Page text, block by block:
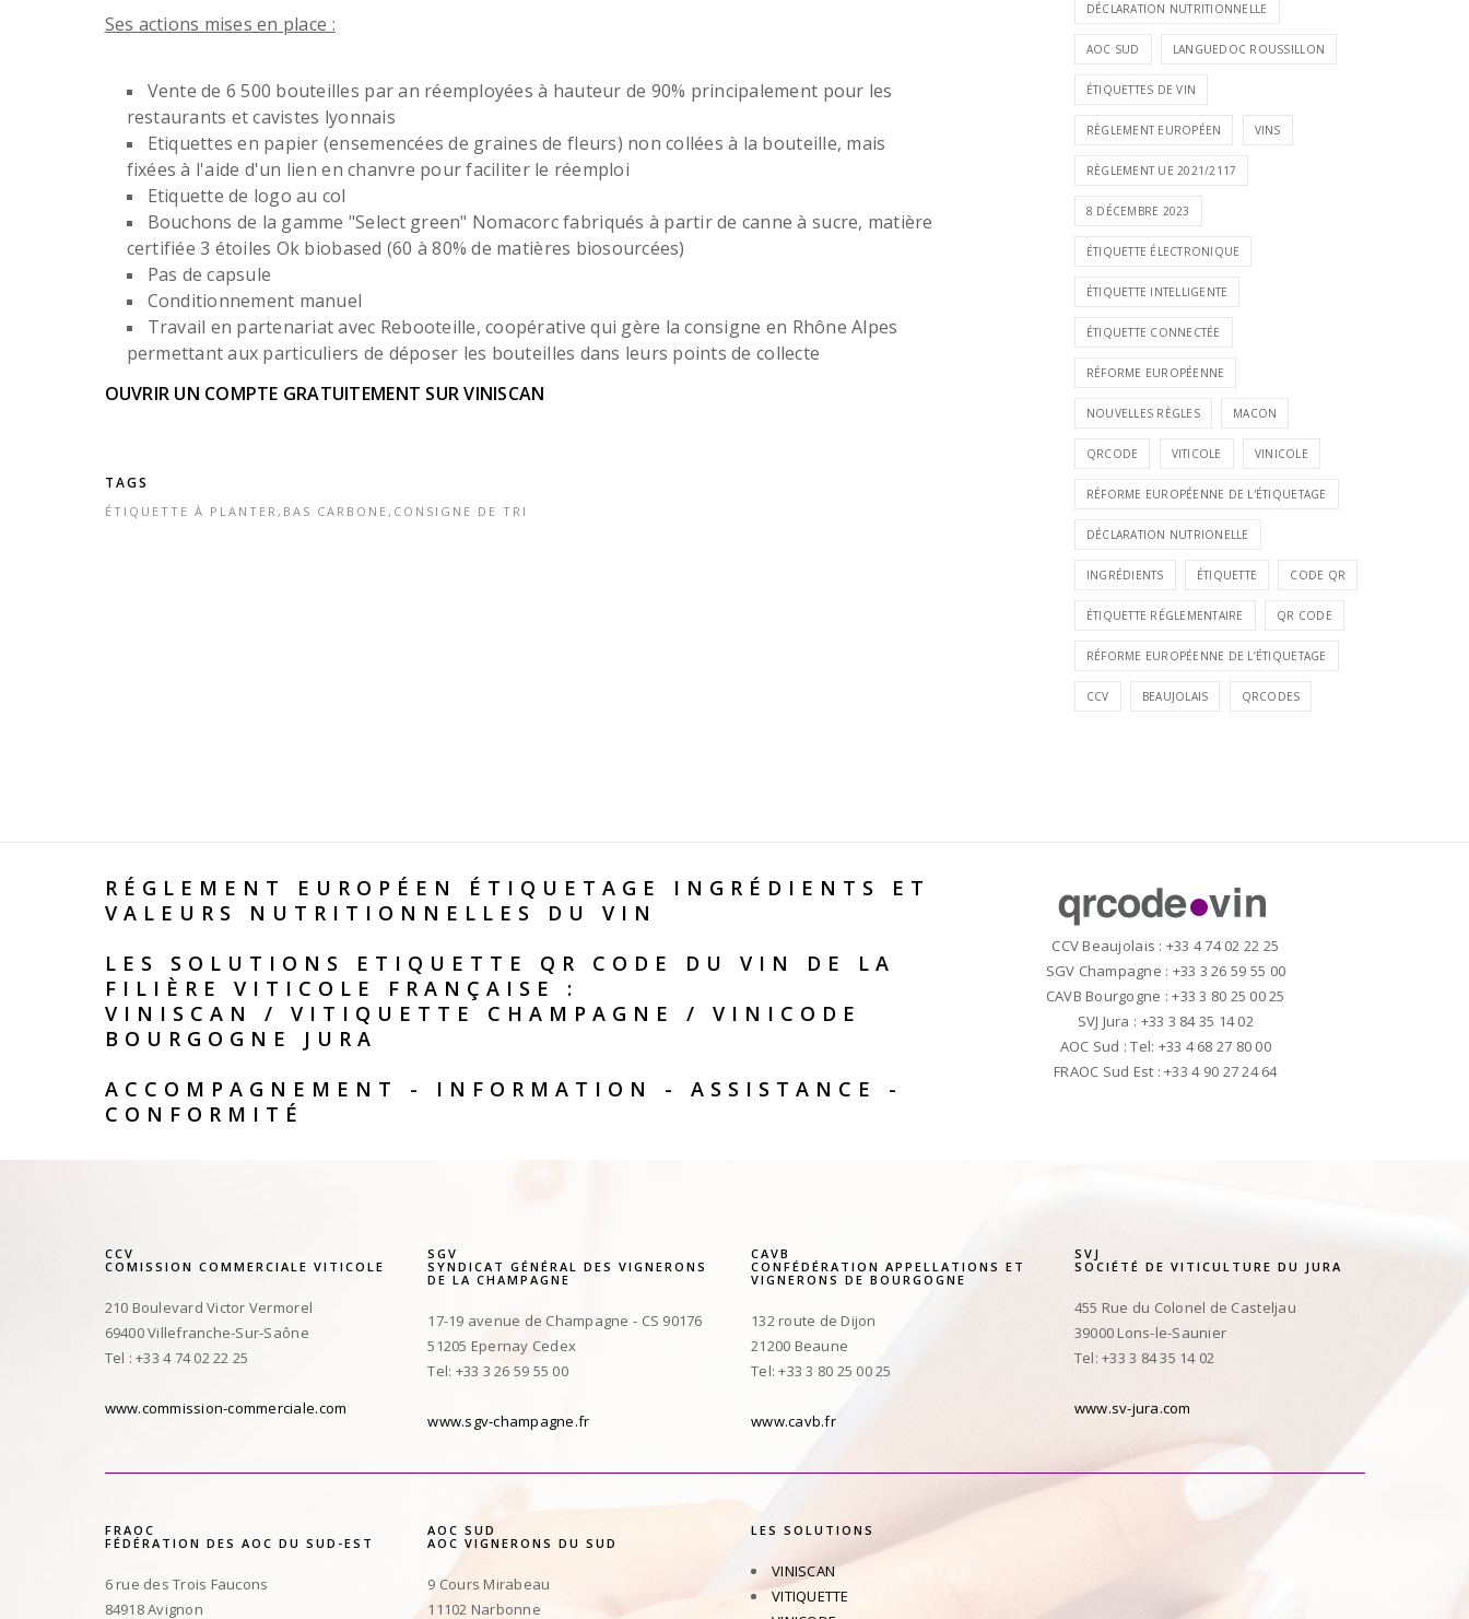
Ses actions mises en place :
Vente de 6 500 bouteilles par an réemployées à hauteur de 90% principalement pour les
restaurants et cavistes lyonnais
Etiquettes en papier (ensemencées de graines de fleurs) non collées à la bouteille, mais
fixées à l'aide d'un lien en chanvre pour faciliter le réemploi
Etiquette de logo au col
Bouchons de la gamme "Select green" Nomacorc fabriqués à partir de canne à sucre, matière
certifiée 3 étoiles Ok biobased (60 à 80% de matières biosourcées)
Pas de capsule
Conditionnement manuel
Travail en partenariat avec Rebooteille, coopérative qui gère la consigne en Rhône Alpes
permettant aux particuliers de déposer les bouteilles dans leurs points de collecte
OUVRIR UN COMPTE GRATUITEMENT SUR VINISCAN
TAGS
ÉTIQUETTE À PLANTER, BAS CARBONE, CONSIGNE DE TRI
DÉCLARATION NUTRITIONNELLE
AOC SUD LANGUEDOC ROUSSILLON
ÉTIQUETTES DE VIN
RÈGLEMENT EUROPÉEN VINS
RÈGLEMENT UE 2021/2117
8 DÉCEMBRE 2023
ÉTIQUETTE ÉLECTRONIQUE
ÉTIQUETTE INTELLIGENTE
ÉTIQUETTE CONNECTÉE
RÉFORME EUROPÉENNE
NOUVELLES RÈGLES MACON
QRCODE VITICOLE VINICOLE
RÉFORME EUROPÉENNE DE L'ÉTIQUETAGE
DÉCLARATION NUTRIONELLE
INGRÉDIENTS ÉTIQUETTE CODE QR
ÉTIQUETTE RÉGLEMENTAIRE QR CODE
RÉFORME EUROPÉENNE DE L’ÉTIQUETAGE
CCV BEAUJOLAIS QRCODES
RÉGLEMENT EUROPÉEN ÉTIQUETAGE INGRÉDIENTS ET
VALEURS NUTRITIONNELLES DU VIN
LES SOLUTIONS ETIQUETTE QR CODE DU VIN DE LA
FILIÈRE VITICOLE FRANÇAISE :
VINISCAN
/ VITIQUETTE CHAMPAGNE / VINICODE
BOURGOGNE JURA
ACCOMPAGNEMENT - INFORMATION - ASSISTANCE -
CONFORMITÉ
CCV Beaujolais : +33 4 74 02 22 25
SGV Champagne : +33 3 26 59 55 00
CAVB Bourgogne : +33 3 80 25 00 25
SVJ Jura : +33 3 84 35 14 02
AOC Sud : Tel: +33 4 68 27 80 00
FRAOC Sud Est : +33 4 90 27 24 64
CCV
COMISSION COMMERCIALE VITICOLE
210 Boulevard Victor Vermorel
69400 Villefranche-Sur-Saône
Tel : +33 4 74 02 22 25
www.commission-commerciale.com
SGV
SYNDICAT GÉNÉRAL DES VIGNERONS
DE LA CHAMPAGNE
17-19 avenue de Champagne - CS 90176
51205 Epernay Cedex
Tel: +33 3 26 59 55 00
www.sgv-champagne.fr
CAVB
CONFÉDÉRATION APPELLATIONS ET
VIGNERONS DE BOURGOGNE
132 route de Dijon
21200 Beaune
Tel: +33 3 80 25 00 25
www.cavb.fr
SVJ
SOCIÉTÉ DE VITICULTURE DU JURA
455 Rue du Colonel de Casteljau
39000 Lons-le-Saunier
Tel: +33 3 84 35 14 02
www.sv-jura.com
FRAOC
FÉDÉRATION DES AOC DU SUD-EST
6 rue des Trois Faucons
84918 Avignon
AOC SUD
AOC VIGNERONS DU SUD
9 Cours Mirabeau
11102 Narbonne
LES SOLUTIONS
VINISCAN
VITIQUETTE